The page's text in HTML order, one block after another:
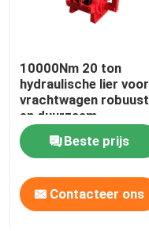
10000Nm 20 ton
hydraulische lier voor
vrachtwagen robuust
en duurzaam
Beste prijs
Contacteer ons